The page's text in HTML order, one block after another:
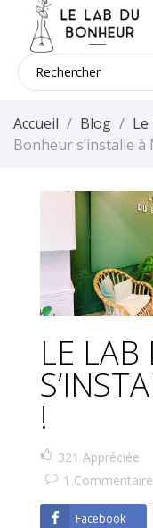
Accueil Blog
Bonheur s’installe à
LE
!
321 Appréciée
1 Commentaire
Facebook